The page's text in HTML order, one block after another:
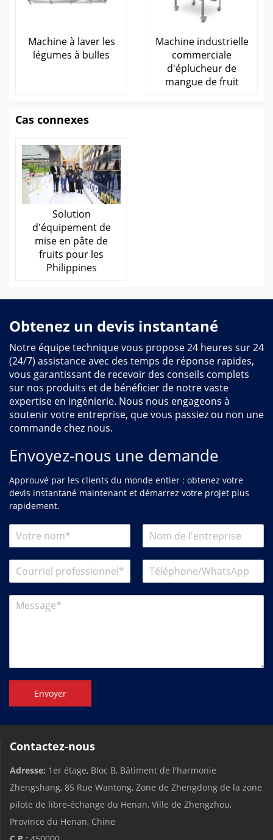
Machine à laver les
légumes à bulles
Machine industrielle
commerciale
d'éplucheur de
mangue de fruit
Cas connexes
Solution
d'équipement de
mise en pâte de
fruits pour les
Philippines
Obtenez un devis instantané
Notre équipe technique vous propose 24 heures sur 24
(24/7) assistance avec des temps de réponse rapides,
vous garantissant de recevoir des conseils complets
sur nos produits et de bénéficier de notre vaste
expertise en ingénierie. Nous nous engageons à
soutenir votre entreprise, que vous passiez ou non une
commande chez nous.
Envoyez-nous une demande
Approuvé par les clients du monde entier : obtenez votre
devis instantané maintenant et démarrez votre projet plus
rapidement.
Envoyer
Contactez-nous
Adresse: 1er étage, Bloc B, Bâtiment de l'harmonie
Zhengshang, 85 Rue Wantong, Zone de Zhengdong de la zone
pilote de libre-échange du Henan, Ville de Zhengzhou,
Province du Henan, Chine